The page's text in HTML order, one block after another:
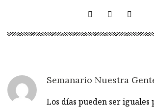
Semanario Nuestra
Los días pueden ser